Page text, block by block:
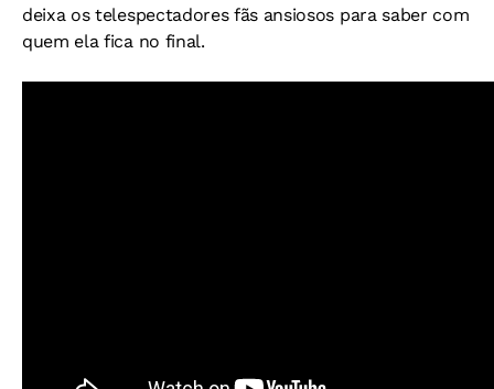
deixa os telespectadores fãs ansiosos para saber com
quem ela fica no final.